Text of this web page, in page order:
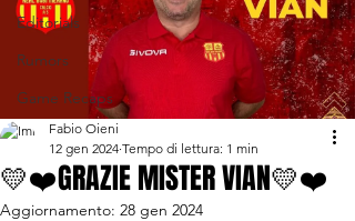
Editorials
Rumors
Game Recaps
💛❤️GRAZIE MISTER VIAN💛❤️
Fabio Oieni
12 gen 2024 Tempo di lettura: 1 min
Aggiornamento: 28 gen 2024